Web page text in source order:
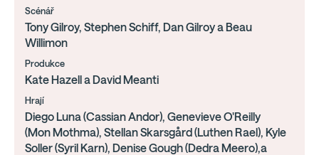
Scénář
Tony Gilroy, Stephen Schiff, Dan Gilroy a Beau
Willimon
Produkce
Kate Hazell a David Meanti
Hrají
Diego Luna (Cassian Andor), Genevieve O'Reilly
(Mon Mothma), Stellan Skarsgård (Luthen Rael), Kyle
Soller (Syril Karn), Denise Gough (Dedra Meero),a